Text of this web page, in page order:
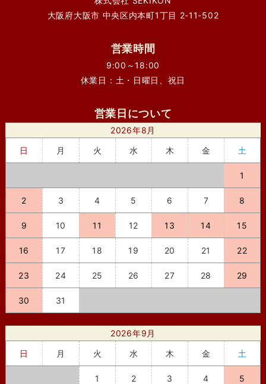
大阪府大阪市 中央区内本町1丁目 2-11-502
営業時間
9:00～18:00
休業日：土・日曜日、祝日
営業日について
2026年8月
日
月 火 水 木 金 土
1
2 3 4 5 6 7 8
9 10 11 12 13 14 15
16 17 18 19 20 21 22
23 24 25 26 27 28 29
30 31
2026年9月
日
月 火 水 木 金 土
1 2 3 4 5